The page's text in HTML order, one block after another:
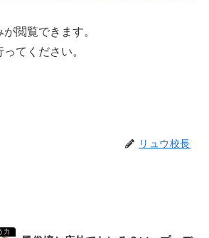
閲覧できます。
てください。
リュウ校長
力